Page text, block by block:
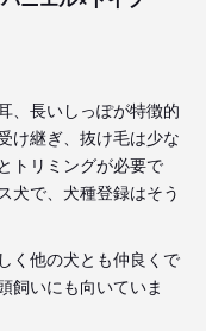
、長いしっぽが特徴的
け継ぎ、抜け毛は少な
トリミングが必要で
犬で、犬種登録はそう
く他の犬とも仲良くで
飼いにも向いていま